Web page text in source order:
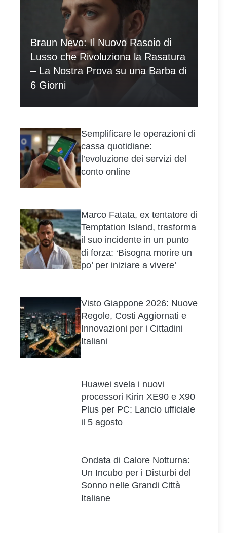
Braun Nevo: Il Nuovo Rasoio di
Lusso che Rivoluziona la Rasatura
– La Nostra Prova su una Barba di
6 Giorni
Semplificare le operazioni di
cassa quotidiane:
l’evoluzione dei servizi del
conto online
Marco Fatata, ex tentatore di
Temptation Island, trasforma
il suo incidente in un punto
di forza: ‘Bisogna morire un
po’ per iniziare a vivere’
Visto Giappone 2026: Nuove
Regole, Costi Aggiornati e
Innovazioni per i Cittadini
Italiani
Huawei svela i nuovi
processori Kirin XE90 e X90
Plus per PC: Lancio ufficiale
il 5 agosto
Ondata di Calore Notturna:
Un Incubo per i Disturbi del
Sonno nelle Grandi Città
Italiane